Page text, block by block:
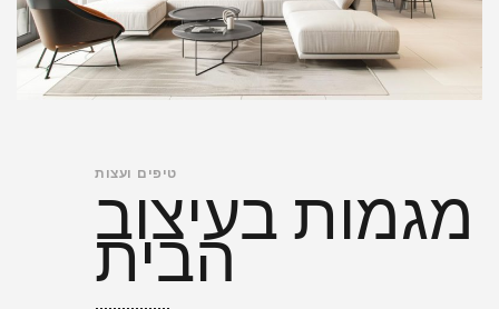
טיפים ועצות
מגמות בעיצוב
הבית